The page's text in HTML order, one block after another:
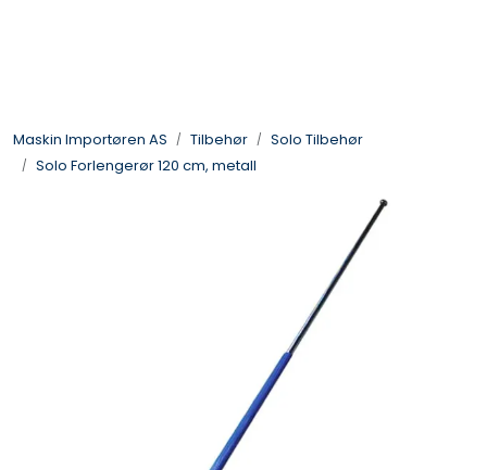
Maskin Importøren AS Tilbehør
Solo Tilbehør
Solo Forlengerør 120 cm, metall
Sprøyter